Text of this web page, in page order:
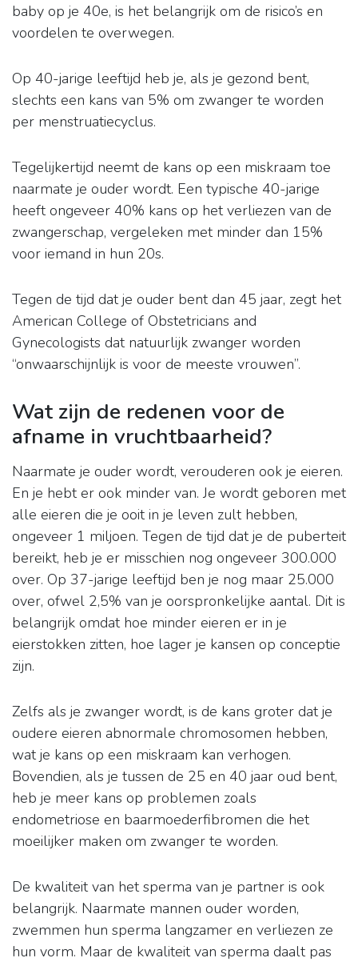
baby op je 40e, is het belangrijk om de risico’s en
voordelen te overwegen.
Op 40-jarige leeftijd heb je, als je gezond bent,
slechts een kans van 5% om zwanger te worden
per menstruatiecyclus.
Tegelijkertijd neemt de kans op een miskraam toe
naarmate je ouder wordt. Een typische 40-jarige
heeft ongeveer 40% kans op het verliezen van de
zwangerschap, vergeleken met minder dan 15%
voor iemand in hun 20s.
Tegen de tijd dat je ouder bent dan 45 jaar, zegt het
American College of Obstetricians and
Gynecologists dat natuurlijk zwanger worden
“onwaarschijnlijk is voor de meeste vrouwen”.
Wat zijn de redenen voor de
afname in vruchtbaarheid?
Naarmate je ouder wordt, verouderen ook je eieren.
En je hebt er ook minder van. Je wordt geboren met
alle eieren die je ooit in je leven zult hebben,
ongeveer 1 miljoen. Tegen de tijd dat je de puberteit
bereikt, heb je er misschien nog ongeveer 300.000
over. Op 37-jarige leeftijd ben je nog maar 25.000
over, ofwel 2,5% van je oorspronkelijke aantal. Dit is
belangrijk omdat hoe minder eieren er in je
eierstokken zitten, hoe lager je kansen op conceptie
zijn.
Zelfs als je zwanger wordt, is de kans groter dat je
oudere eieren abnormale chromosomen hebben,
wat je kans op een miskraam kan verhogen.
Bovendien, als je tussen de 25 en 40 jaar oud bent,
heb je meer kans op problemen zoals
endometriose en baarmoederfibromen die het
moeilijker maken om zwanger te worden.
De kwaliteit van het sperma van je partner is ook
belangrijk. Naarmate mannen ouder worden,
zwemmen hun sperma langzamer en verliezen ze
hun vorm. Maar de kwaliteit van sperma daalt pas